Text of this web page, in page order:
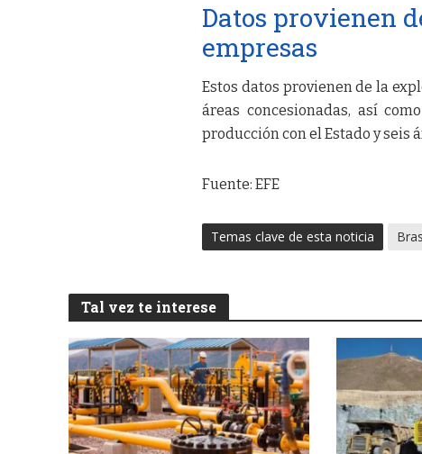
Datos provienen
empresas
Estos datos provienen de la
áreas concesionadas, así
producción con el Estado y seis
Fuente: EFE
Temas clave de esta noticia
Tal vez te interese